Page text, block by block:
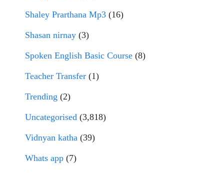
Shaley Prarthana Mp3 (16)
Shasan nirnay (3)
Spoken English Basic Course (8)
Teacher Transfer (1)
Trending (2)
Uncategorised (3,818)
Vidnyan katha (39)
Whats app (7)